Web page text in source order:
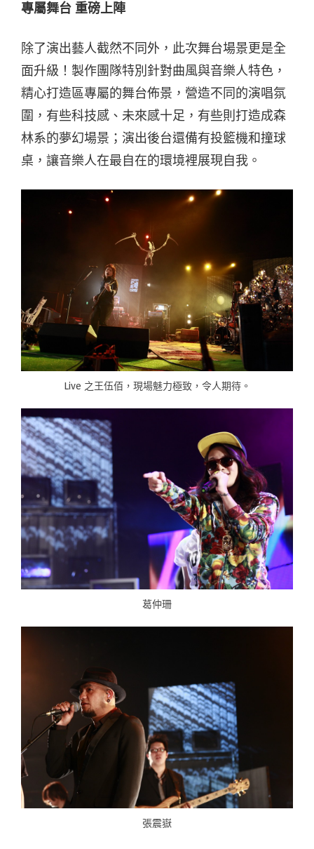
專屬舞台 重磅上陣
除了演出藝人截然不同外，此次舞台場景更是全
面升級！製作團隊特別針對曲風與音樂人特色，
精心打造區專屬的舞台佈景，營造不同的演唱氛
圍，有些科技感、未來感十足，有些則打造成森
林系的夢幻場景；演出後台還備有投籃機和撞球
桌，讓音樂人在最自在的環境裡展現自我。
Live 之王伍佰，現場魅力極致，令人期待。
葛仲珊
張震嶽